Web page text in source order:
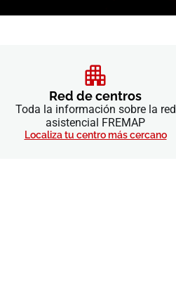
Red de centros
Toda la información sobre la red
asistencial FREMAP
Localiza tu centro más cercano